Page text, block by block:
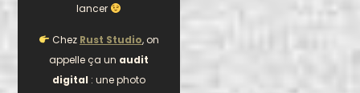
lancer
Chez Rust Studio, on
appelle ça un audit
digital : une photo